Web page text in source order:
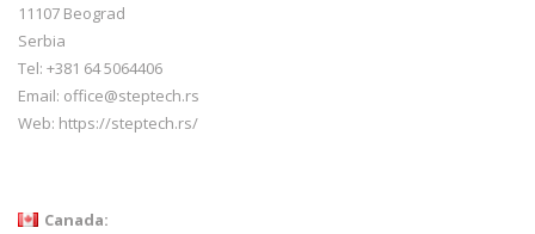
11107 Beograd
Serbia
Tel: +381 64 5064406
Email: office@steptech.rs
Web: https://steptech.rs/
Canada: